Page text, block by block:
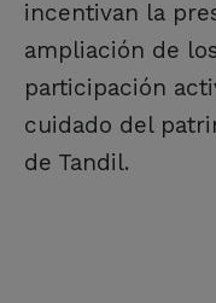
incentivan la
ampliación de
participación
cuidado del
de Tandil.